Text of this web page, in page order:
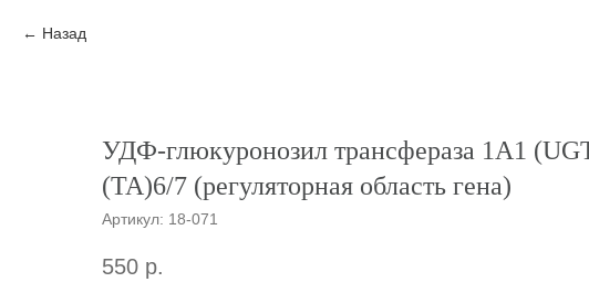
Назад
УДФ-глюкуронозил трансфераза 1A1
(TA)6/7 (регуляторная область гена)
Артикул: 18-071
550 р.